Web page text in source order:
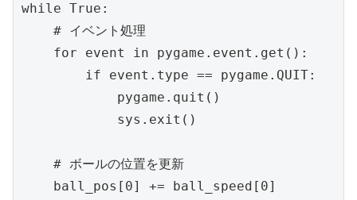
while True:
    # イベント処理
    for event in pygame.event.get():
        if event.type == pygame.QUIT:
            pygame.quit()
            sys.exit()
    # ボールの位置を更新
    ball_pos[0] += ball_speed[0]